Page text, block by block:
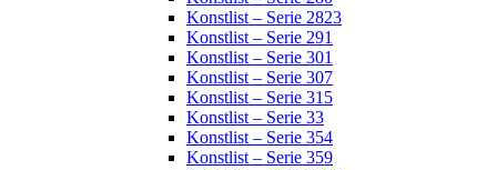
Konstlist – Serie 2823
Konstlist – Serie 291
Konstlist – Serie 301
Konstlist – Serie 307
Konstlist – Serie 315
Konstlist – Serie 33
Konstlist – Serie 354
Konstlist – Serie 359